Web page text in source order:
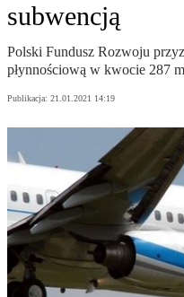
subwencją
Polski Fundusz Rozwoju
płynnościową w kwocie 287
Publikacja: 21.01.2021 14:19